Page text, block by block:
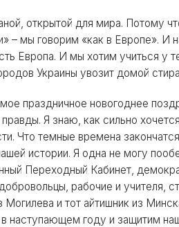
открытой для мира. Потому
– мы говорим «как в Европе». И
Европа. И мы хотим учиться у
Украины увозит домой
праздничное новогоднее
Я знаю, как сильно
Что темные времена
истории. Я одна не могу
Переходный Кабинет,
рабочие и учителя,
Могилева и тот айтишник из
в наступающем году и защитим